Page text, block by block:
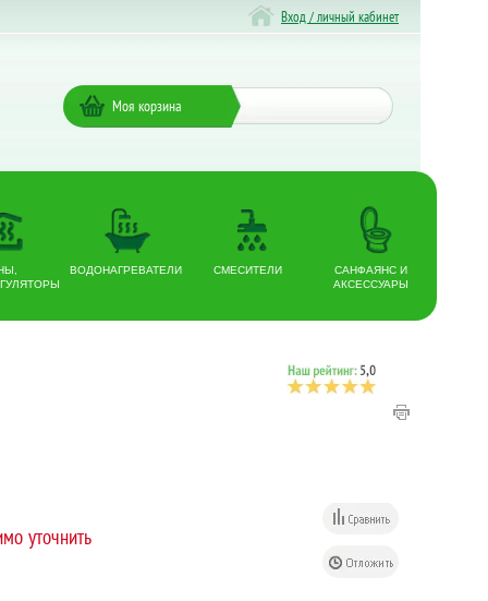
Вход / личный кабинет
Моя корзина
ВОДОНАГРЕВАТЕЛИ СМЕСИТЕЛИ
САНФАЯНС И
АКСЕССУАРЫ
уточнить